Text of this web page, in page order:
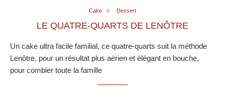
Cake Dessert
LE QUATRE-QUARTS DE LENÔTRE
Un cake ultra facile familial, ce quatre-quarts suit la méthode
Lenôtre, pour un résultat plus aérien et élégant en bouche,
pour combler toute la famille